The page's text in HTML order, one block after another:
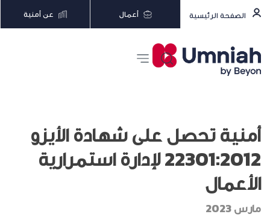
الصفحة الرئيسية أعمال عن أمنية
أمنية تحصل على شهادة الأيزو
22301:2012 لإدارة استمرارية
الأعمال
مارس 2023